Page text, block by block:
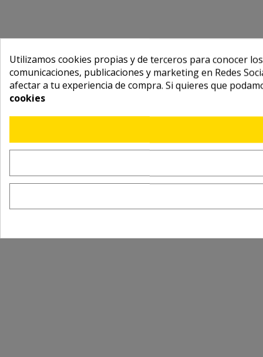
Utilizamos cookies propias y de terceros para conocer
comunicaciones, publicaciones y marketing en Redes
afectar a tu experiencia de compra. Si quieres que
cookies